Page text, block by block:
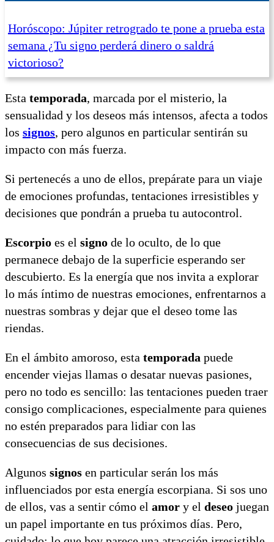
Horóscopo: Júpiter retrogrado te pone a prueba esta
semana ¿Tu signo perderá dinero o saldrá
victorioso?
Esta temporada, marcada por el misterio, la
sensualidad y los deseos más intensos, afecta a todos
los signos, pero algunos en particular sentirán su
impacto con más fuerza.
Si pertenecés a uno de ellos, prepárate para un viaje
de emociones profundas, tentaciones irresistibles y
decisiones que pondrán a prueba tu autocontrol.
Escorpio es el signo de lo oculto, de lo que
permanece debajo de la superficie esperando ser
descubierto. Es la energía que nos invita a explorar
lo más íntimo de nuestras emociones, enfrentarnos a
nuestras sombras y dejar que el deseo tome las
riendas.
En el ámbito amoroso, esta temporada puede
encender viejas llamas o desatar nuevas pasiones,
pero no todo es sencillo: las tentaciones pueden traer
consigo complicaciones, especialmente para quienes
no estén preparados para lidiar con las
consecuencias de sus decisiones.
Algunos signos en particular serán los más
influenciados por esta energía escorpiana. Si sos uno
de ellos, vas a sentir cómo el amor y el deseo juegan
un papel importante en tus próximos días. Pero,